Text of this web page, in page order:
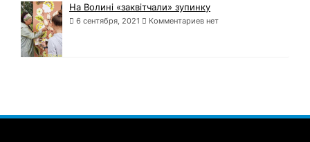
На Волині «заквітчали» зупинку
6 сентября, 2021 Комментариев нет